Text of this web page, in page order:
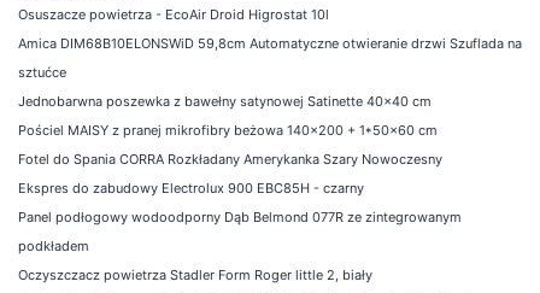
Osuszacze powietrza - EcoAir Droid Higrostat 10l
Amica DIM68B10ELONSWiD 59,8cm Automatyczne otwieranie drzwi Szuflada na
sztućce
Jednobarwna poszewka z bawełny satynowej Satinette 40x40 cm
Pościel MAISY z pranej mikrofibry beżowa 140x200 + 1*50x60 cm
Fotel do Spania CORRA Rozkładany Amerykanka Szary Nowoczesny
Ekspres do zabudowy Electrolux 900 EBC85H - czarny
Panel podłogowy wodoodporny Dąb Belmond 077R ze zintegrowanym
podkładem
Oczyszczacz powietrza Stadler Form Roger little 2, biały